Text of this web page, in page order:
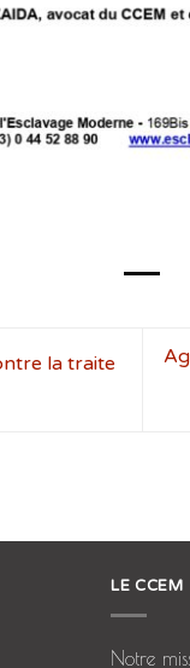
la traite
LE CCEM
Notre